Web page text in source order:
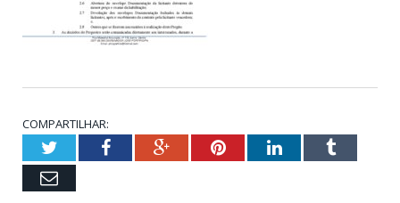
COMPARTILHAR:
TwitterFacebookGoogle+PinterestLinkedInTumblr
Email